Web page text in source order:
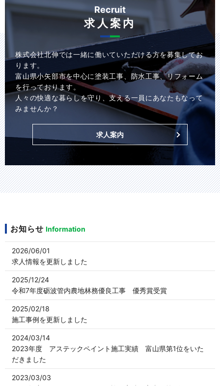
Recruit
求人案内
株式会社北伸では一緒に働いていただける方を募集してお
ります。
富山県小矢部市を中心に塗装工事、防水工事、リフォーム
を行っております。
人々の快適な暮らしを守り、支える一員にあなたもなって
みませんか？
求人案内
お知らせInformation
2026/06/01
求人情報を更新しました
2025/12/24
令和7年度砺波管内農地林務優良工事 優秀賞受賞
2025/02/18
施工事例を更新しました
2024/03/14
2023年度 アステックペイント施工実績 富山県第1位をいた
だきました
2023/03/03